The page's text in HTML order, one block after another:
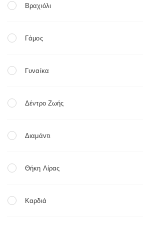
Βραχιόλι
Γάμος
Γυναίκα
Δέντρο Ζωής
Διαμάντι
Θήκη Λίρας
Καρδιά